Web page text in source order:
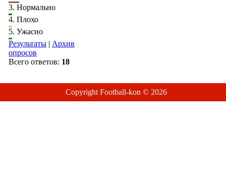
3. Нормально
4. Плохо
5. Ужасно
Результаты | Архив
опросов
Всего ответов: 18
Copyright Football-kon © 2026